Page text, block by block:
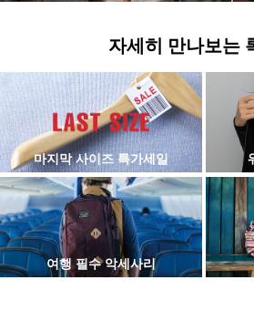
자세히 만나보는
마지막 사이즈 특가세일
여행 필수 악세사리